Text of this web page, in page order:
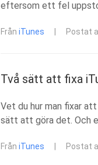
eftersom ett fel
Från iTunes Postat
Två sätt att fixa
Vet du hur man fixar
sätt att göra det. Och
Från iTunes Postat